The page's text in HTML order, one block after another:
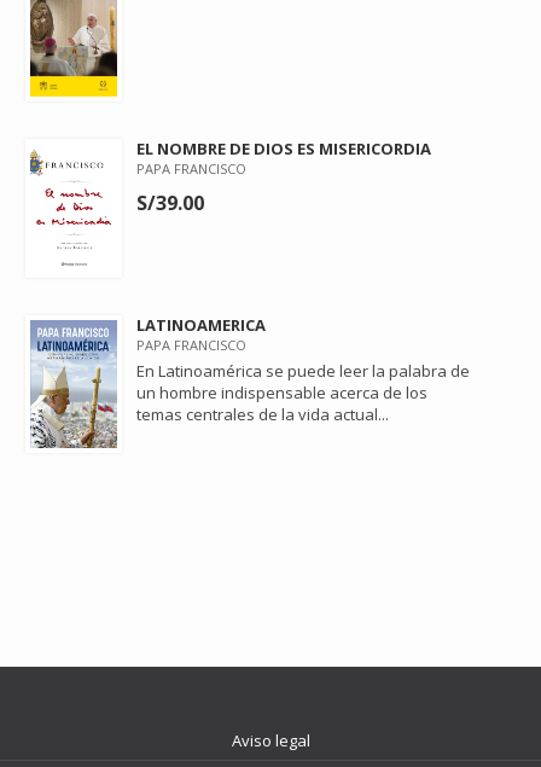
EL NOMBRE DE DIOS ES MISERICORDIA
PAPA FRANCISCO
S/39.00
LATINOAMERICA
PAPA FRANCISCO
En Latinoamérica se puede leer la palabra de
un hombre indispensable acerca de los
temas centrales de la vida actual...
Aviso legal